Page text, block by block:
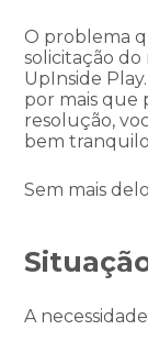
O problema
solicitação
UpInside
por mais que
resolução,
bem
Sem mais
A